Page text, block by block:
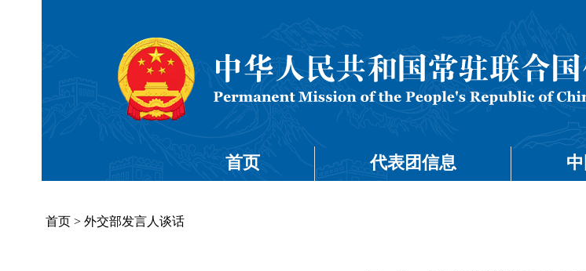
首页 代表团信息
首页 > 外交部发言人谈话